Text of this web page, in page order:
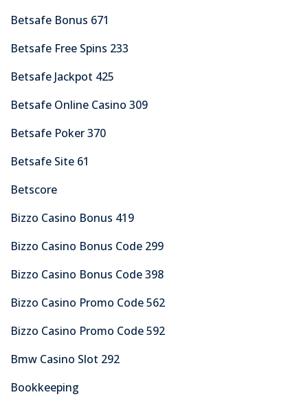
Betsafe Bonus 671
Betsafe Free Spins 233
Betsafe Jackpot 425
Betsafe Online Casino 309
Betsafe Poker 370
Betsafe Site 61
Betscore
Bizzo Casino Bonus 419
Bizzo Casino Bonus Code 299
Bizzo Casino Bonus Code 398
Bizzo Casino Promo Code 562
Bizzo Casino Promo Code 592
Bmw Casino Slot 292
Bookkeeping